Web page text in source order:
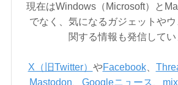
現在はWindows（Microsoft）と
でなく、気になるガジェットや
関する情報も発信してい
X（旧Twitter） やFacebook、
Mastodon
Googleニュース